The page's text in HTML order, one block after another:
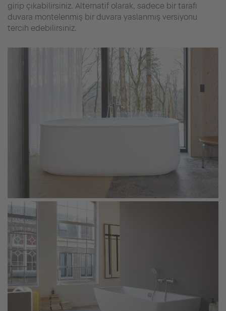
girip çıkabilirsiniz. Alternatif olarak, sadece bir tarafı
duvara montelenmiş bir duvara yaslanmış versiyonu
tercih edebilirsiniz.